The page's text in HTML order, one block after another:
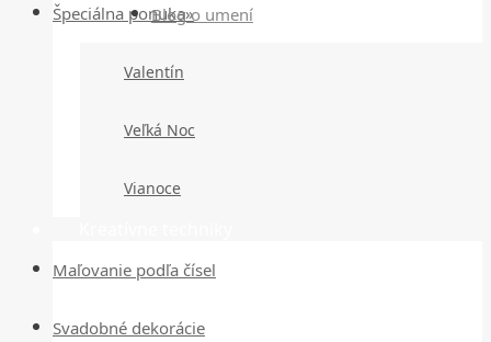
Blog o umení
Špeciálna ponuka»
Valentín
Veľká Noc
Vianoce
Maľovanie podľa čísel
Svadobné dekorácie